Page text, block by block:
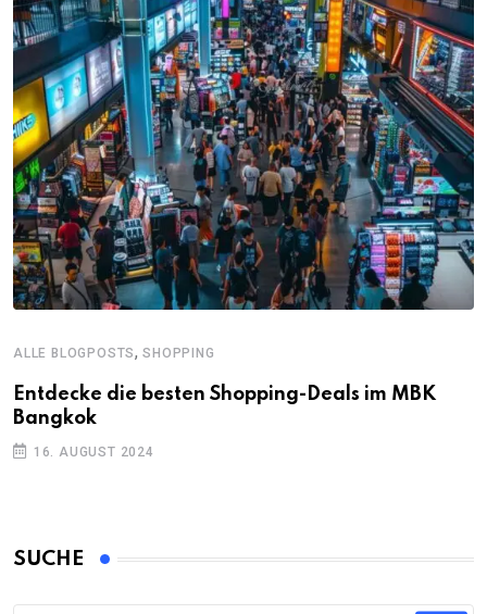
ALLE BLOGPOSTS,SHOPPING
Entdecke die besten Shopping-Deals im MBK
Bangkok
16. AUGUST 2024
SUCHE